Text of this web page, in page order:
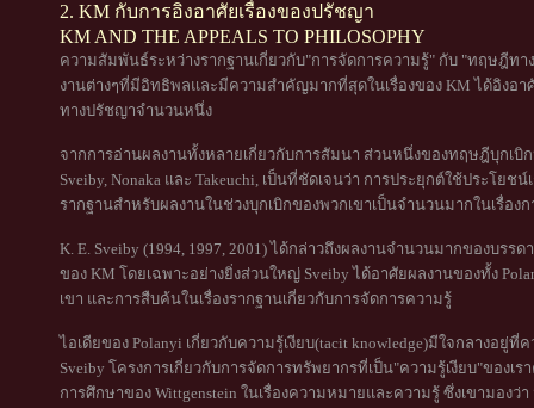
2. KM กับการอิงอาศัยเรื่องของปรัชญา
KM AND THE APPEALS TO PHILOSOPHY
ความสัมพันธ์ระหว่างรากฐานเกี่ยวกับ"การจัดการความรู้" กับ "ทฤษฎีท
งานต่างๆที่มีอิทธิพลและมีความสำคัญมากที่สุดในเรื่องของ KM ได้อิงอ
ทางปรัชญาจำนวนหนึ่ง
จากการอ่านผลงานทั้งหลายเกี่ยวกับการสัมนา ส่วนหนึ่งของทฤษฎีบุกเบิ
Sveiby, Nonaka และ Takeuchi, เป็นที่ชัดเจนว่า การประยุกต์ใช้ประโย
รากฐานสำหรับผลงานในช่วงบุกเบิกของพวกเขาเป็นจำนวนมากในเรื่อง
K. E. Sveiby (1994, 1997, 2001) ได้กล่าวถึงผลงานจำนวนมากของบร
ของ KM โดยเฉพาะอย่างยิ่งส่วนใหญ่ Sveiby ได้อาศัยผลงานของทั้ง
เขา และการสืบค้นในเรื่องรากฐานเกี่ยวกับการจัดการความรู้
ไอเดียของ Polanyi เกี่ยวกับความรู้เงียบ(tacit knowledge)มีใจกลางอยู่ที่
Sveiby โครงการเกี่ยวกับการจัดการทรัพยากรที่เป็น"ความรู้เงียบ"ของเ
การศึกษาของ Wittgenstein ในเรื่องความหมายและความรู้ ซึ่งเขามอง